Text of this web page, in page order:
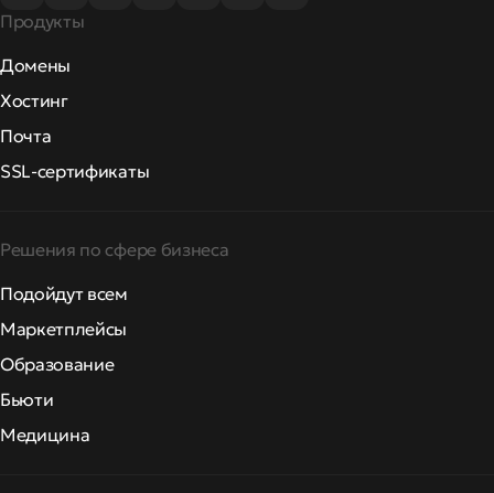
Продукты
Домены
Хостинг
Почта
SSL-сертификаты
Решения по сфере бизнеса
Подойдут всем
Маркетплейсы
Образование
Бьюти
Медицина